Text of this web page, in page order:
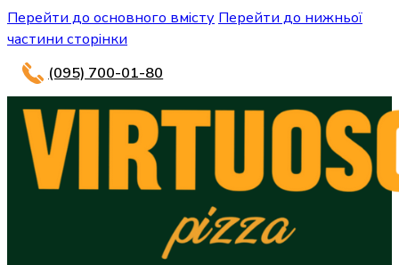
Перейти до основного вмісту Перейти до нижньої
частини сторінки
(095) 700-01-80